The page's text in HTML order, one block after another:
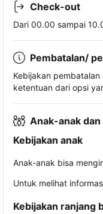
Check-out
Dari 00.00 sampai
Pembatalan/
Kebijakan
ketentuan dari opsi
Anak-anak
Kebijakan anak
Anak-anak bisa
Untuk melihat
Kebijakan ranjang